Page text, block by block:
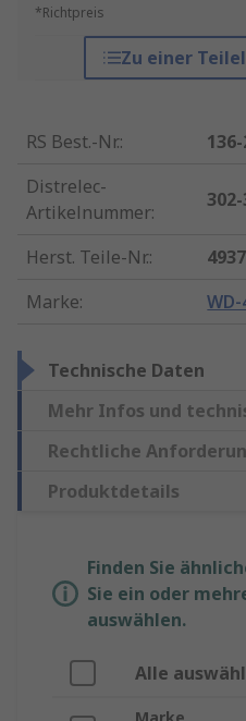
*Richtpreis
Zu einer
RS Best.-Nr.:
Distrelec-
Artikelnummer:
Herst. Teile-Nr.:
Marke:
Technische Daten
Mehr Infos und
Rechtliche
Produktdetails
Finden Sie
Sie ein oder
auswählen.
Alle